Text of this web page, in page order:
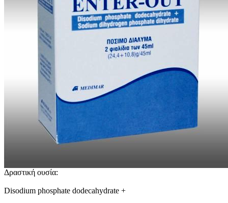
Δραστική ουσία:
Disodium phosphate dodecahydrate +